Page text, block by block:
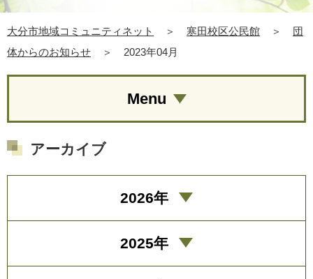
大分市地域コミュニティネット ＞ 寒田校区公民館 ＞
団
体からのお知らせ
＞ 2023年04月
Menu
アーカイブ
2026年
2025年